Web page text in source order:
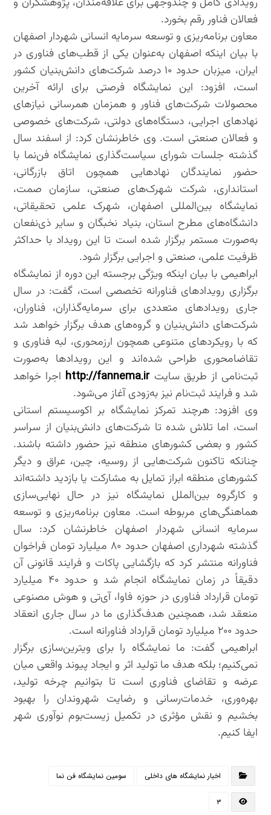
فعالان فناور رقم بخورد.
معاون برنامه‌ریزی و توسعه سرمایه انسانی شهردار اصفهان
با بیان اینکه اصفهان به‌عنوان یکی از قطب‌های فناوری در
ایران، میزبان حدود ۱۰ درصد شرکت‌های دانش‌بنیان کشور
است، افزود: این نمایشگاه فرصتی برای ارائه آخرین
محصولات شرکت‌های فناور و همزمان همرسانی نیازهای
نهادهای اجرایی، دستگاه‌های دولتی، شرکت‌های خصوصی
و فعالان صنعتی است. وی خاطرنشان کرد: از اسفند سال
گذشته جلسات شورای سیاست‌گذاری نمایشگاه فن‌نما با
حضور نمایندگان نهادهایی همچون اتاق بازرگانی،
استانداری، شرکت شهرک‌های صنعتی، سازمان صمت،
نمایشگاه بین‌المللی اصفهان، شهرک علمی تحقیقاتی،
دانشگاه‌های مطرح استان، بنیاد نخبگان و سایر ذی‌نفعان
به‌صورت مستمر برگزار شده است تا این رویداد با حداکثر
ظرفیت علمی، صنعتی و اجرایی برگزار شود.
ابراهیمی با بیان اینکه ویژگی برجسته این دوره از نمایشگاه
برگزاری رویدادهای فناورانه تخصصی است، گفت: در سال
جاری رویدادهای متعددی برای سرمایه‌گذاران، فناوران،
شرکت‌های دانش‌بنیان و گروه‌های هدف برگزار خواهد شد
که با رویکردهای متنوعی همچون ارزمحوری، لبه فناوری و
تقاضامحوری طراحی شده‌اند و این رویدادها به‌صورت
ثبت‌نامی از طریق سایتhttp://fannema.ir اجرا خواهد
شد و فرایند ثبت‌نام‌ نیز به‌زودی آغاز می‌شود.
وی افزود: هرچند تمرکز نمایشگاه بر اکوسیستم استانی
است، اما تلاش شده تا شرکت‌های دانش‌بنیان از سراسر
کشور و بعضی کشورهای منطقه نیز حضور داشته باشند.
چنانکه تاکنون شرکت‌هایی از روسیه، چین، عراق و دیگر
کشورهای منطقه ابراز تمایل به مشارکت یا بازدید داشته‌اند
و کارگروه بین‌الملل نمایشگاه نیز در حال نهایی‌سازی
هماهنگی‌های مربوطه است. معاون برنامه‌ریزی و توسعه
سرمایه انسانی شهردار اصفهان خاطرنشان کرد: سال
گذشته شهرداری اصفهان حدود ۸۰ میلیارد تومان فراخوان
فناورانه منتشر کرد که بازگشایی پاکات و فرایند قانونی آن
دقیقاً در زمان نمایشگاه انجام شد و حدود ۴۰ میلیارد
تومان قرارداد فناوری در حوزه فاوا، آی‌تی و هوش مصنوعی
منعقد شد، همچنین هدف‌گذاری ما در سال جاری انعقاد
حدود ۲۰۰ میلیارد تومان قرارداد فناورانه است.
ابراهیمی گفت: ما نمایشگاه را برای ویترین‌سازی برگزار
نمی‌کنیم؛ بلکه هدف ما تولید اثر و ایجاد پیوند واقعی میان
عرضه و تقاضای فناوری است تا بتوانیم چرخه تولید،
بهره‌وری، خدمات‌رسانی و رضایت شهروندان را بهبود
بخشیم و نقش مؤثری در تکمیل زیست‌بوم نوآوری شهر
ایفا کنیم.
اخبار نمایشگاه های داخلی سومین نمایشگاه فن نما
۳